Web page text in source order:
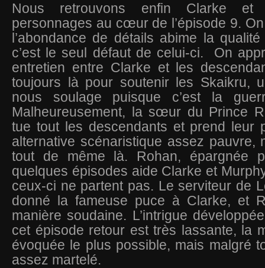
Nous retrouvons enfin Clarke et
personnages au cœur de l’épisode 9.
l’abondance de détails abime la qualité
c’est le seul défaut de celui-ci. On
entretien entre Clarke et les
toujours là pour soutenir les Skaikru,
nous soulage puisque c’est la
Malheureusement, la sœur du Prince
tue tout les descendants et prend leur
alternative scénaristique assez pauvre,
tout de même là. Rohan, épargnée
quelques épisodes aide Clarke et
ceux-ci ne partent pas. Le serviteur de
donné la fameuse puce à Clarke, et
manière soudaine. L’intrigue
cet épisode retour est très lassante, la
évoquée le plus possible, mais malgré
assez martelé.